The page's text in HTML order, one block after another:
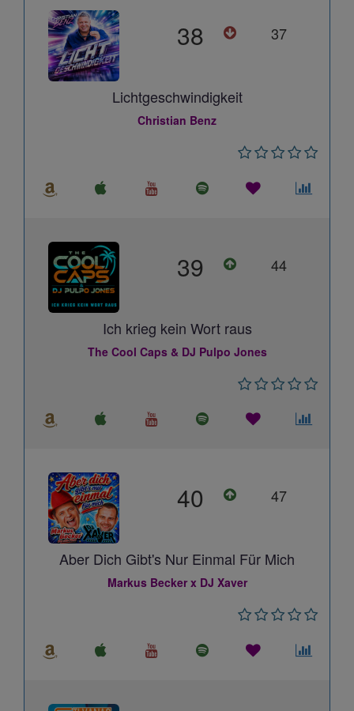
38 37
Lichtgeschwindigkeit
Christian Benz
39 44
Ich krieg kein Wort raus
The Cool Caps & DJ Pulpo Jones
40 47
Aber Dich Gibt's Nur Einmal Für Mich
Markus Becker x DJ Xaver